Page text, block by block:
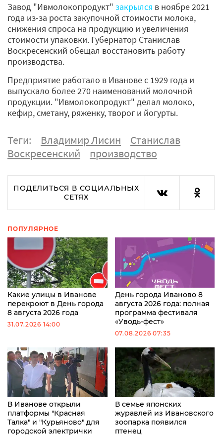
Завод "Ивмолокопродукт" закрылся в ноябре 2021
года из-за роста закупочной стоимости молока,
снижения спроса на продукцию и увеличения
стоимости упаковки. Губернатор Станислав
Воскресенский обещал восстановить работу
производства.
Предприятие работало в Иванове с 1929 года и
выпускало более 270 наименований молочной
продукции. "Ивмолокопродукт" делал молоко,
кефир, сметану, ряженку, творог и йогурты.
Теги: Владимир Лисин
Станислав
Воскресенский
производство
ПОДЕЛИТЬСЯ В СОЦИАЛЬНЫХ
СЕТЯХ
ПОПУЛЯРНОЕ
Какие улицы в Иванове
перекроют в День города
8 августа 2026 года
31.07.2026 14:00
День города Иваново 8
августа 2026 года: полная
программа фестиваля
«Уводь-фест»
07.08.2026 07:35
В Иванове открыли
платформы "Красная
Талка" и "Курьяново" для
городской электрички
В семье японских
журавлей из Ивановского
зоопарка появился
птенец